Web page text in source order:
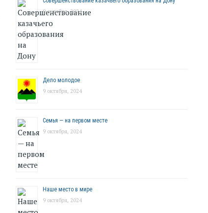
9 октября, 2024
Дело молодое
9 октября, 2024
Семья — на первом месте
9 октября, 2024
Наше место в мире
9 октября, 2024